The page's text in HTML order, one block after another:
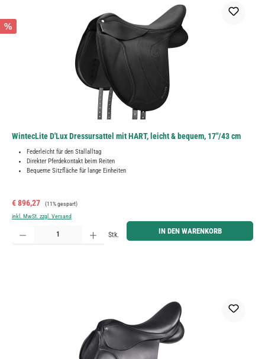
%
WintecLite D'Lux Dressursattel mit HART, leicht & bequem, 17"/43 cm
Federleicht für den Stallalltag
Direkter Pferdekontakt beim Reiten
Bequeme Sitzfläche für lange Einheiten
Verkaufspreis:
€ 896,27 Regulärer Preis:
(11% gespart)
inkl. MwSt. zzgl. Versand
Produkt Anzahl: Gib den gewünschten Wert ein oder benutze die Schaltflächen um die Anzahl zu
Stk. IN DEN WARENKORB